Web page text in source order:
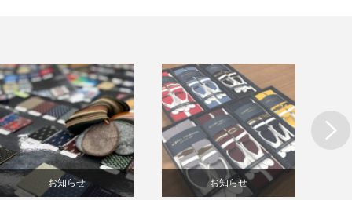
お知らせ お知らせ
Next